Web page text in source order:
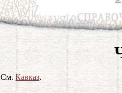
См. Кавказ.